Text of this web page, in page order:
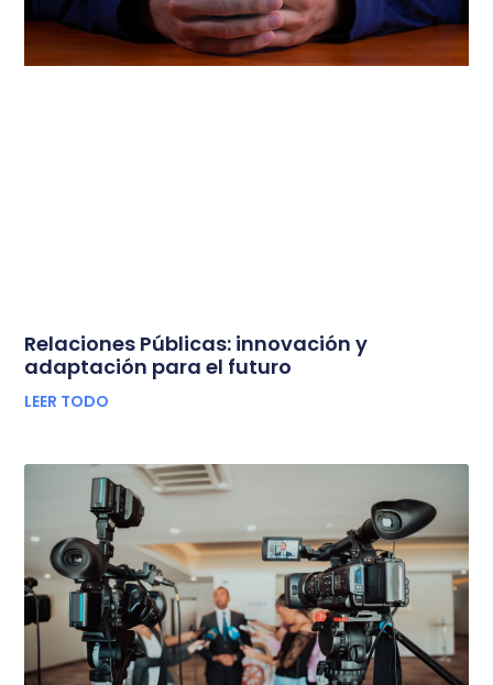
Relaciones Públicas: innovación y
adaptación para el futuro
LEER TODO